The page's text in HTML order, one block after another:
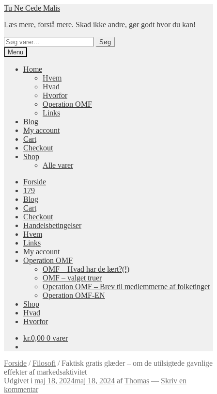
Spring
navigation
Spring
indhold
Tu Ne Cede Malis
Læs mere, forstå mere. Skad ikke andre, gør godt hvor du kan!
Søg
efter:
Søg
Menu
Home
Hvem
Hvad
Hvorfor
Operation OMF
Links
Blog
My account
Cart
Checkout
Shop
Alle varer
Forside
179
Blog
Cart
Checkout
Handelsbetingelser
Hvem
Links
My account
Operation OMF
OMF – Hvad har de lært?(!)
OMF – valget truer
Operation OMF – Brev til medlemmerne af folketinget
Operation OMF-EN
Shop
Hvad
Hvorfor
kr.0,00 0 varer
Forside /Filosofi /Faktisk gratis glæder – om de utilsigtede gavnlige
effekter af markedsaktivitet
Udgivet i maj 18, 2024maj 18, 2024 afThomas — Skriv en
kommentar